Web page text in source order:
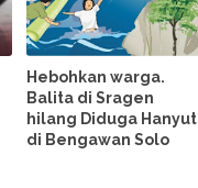
Hebohkan warga.
Balita di Sragen
hilang Diduga Hanyut
di Bengawan Solo